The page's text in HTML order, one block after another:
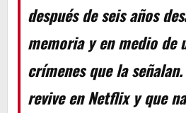
después de seis años
memoria y en medio de
crímenes que la
revive en Netflix y que